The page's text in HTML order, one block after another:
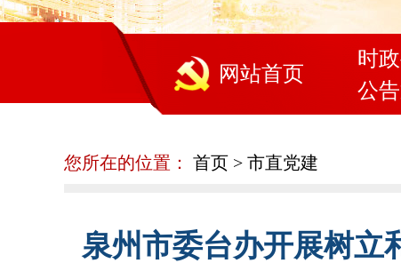
网站首页
时
公
您所在的位置： 首页 > 市直党建
泉州市委台办开展树立